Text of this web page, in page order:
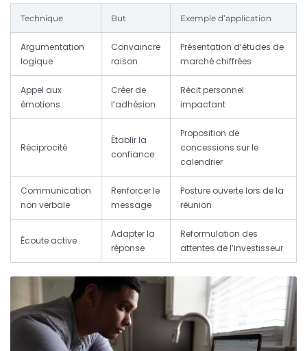
Technique But Exemple d’application
Argumentation
logique
Convaincre
raison
Présentation d’études de
marché chiffrées
Appel aux
émotions
Créer de
l’adhésion
Récit personnel
impactant
Réciprocité
Établir la
confiance
Proposition de
concessions sur le
calendrier
Communication
non verbale
Renforcer le
message
Posture ouverte lors de la
réunion
Écoute active
Adapter la
réponse
Reformulation des
attentes de l’investisseur